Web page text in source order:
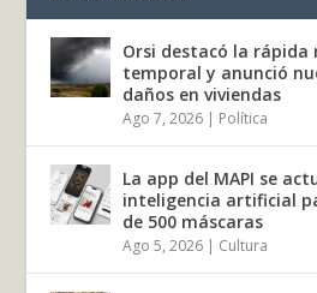
Orsi destacó la rápida
temporal y anunció
daños en viviendas
Ago 7, 2026 | Política
La app del MAPI se
inteligencia artificial
de 500 máscaras
Ago 5, 2026 | Cultura